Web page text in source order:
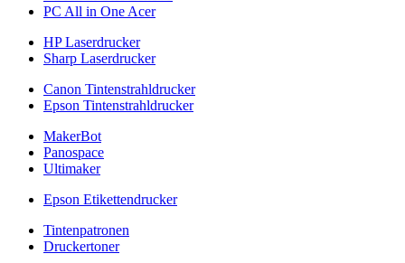
PC All in One Acer
HP Laserdrucker
Sharp Laserdrucker
Canon Tintenstrahldrucker
Epson Tintenstrahldrucker
MakerBot
Panospace
Ultimaker
Epson Etikettendrucker
Tintenpatronen
Druckertoner